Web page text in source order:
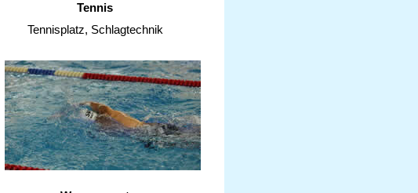
Tennis
Tennisplatz, Schlagtechnik